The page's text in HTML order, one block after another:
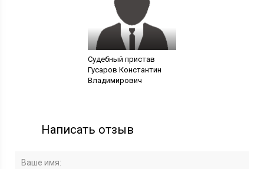
Судебный пристав
Гусаров Константин
Владимирович
Написать отзыв